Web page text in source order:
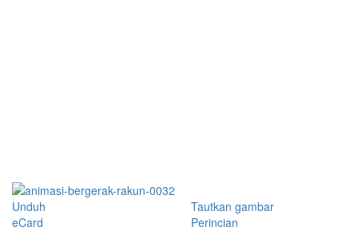
Unduh
Tautkan gambar
eCard
Perincian